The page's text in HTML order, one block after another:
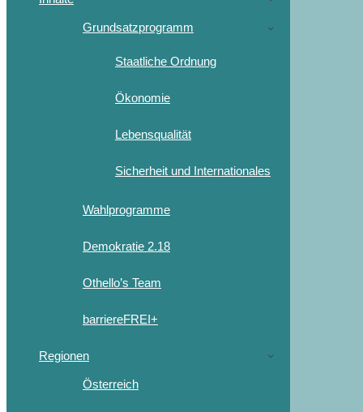
Grundsatzprogramm
Staatliche Ordnung
Ökonomie
Lebensqualität
Sicherheit und Internationales
Wahlprogramme
Demokratie 2.18
Othello’s Team
barriereFREI+
Regionen
Österreich